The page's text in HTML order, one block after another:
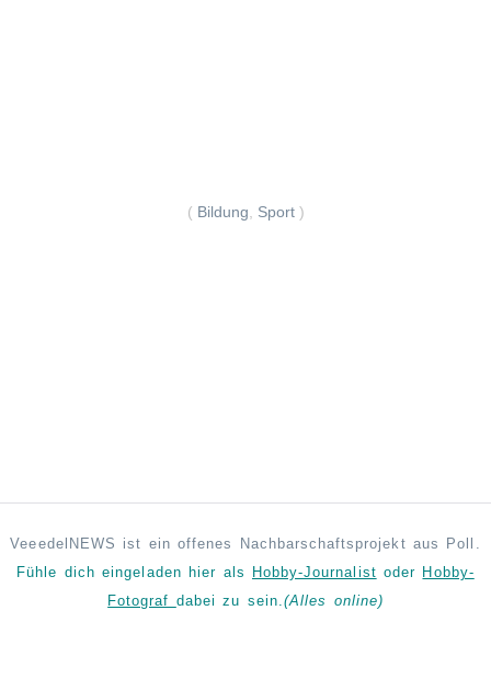
( Bildung Sport)
VeeedelNEWS ist ein offenes Nachbarschaftsprojekt aus Poll.
Fühle dich eingeladen hier als
Hobby-Journalist oder Hobby-
Fotograf dabei zu sein. (Alles online)